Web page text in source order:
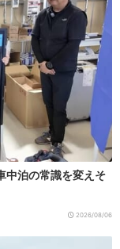
中泊の常識を変えそ
2026/08/06